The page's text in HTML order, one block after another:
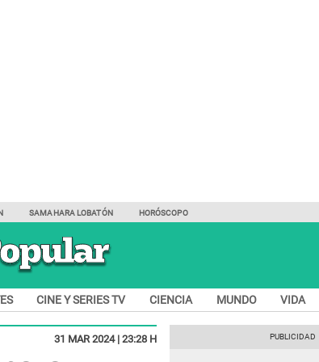
SAMAHARA LOBATÓN HORÓSCOPO
CINE Y SERIES TV CIENCIA MUNDO VIDA
31 MAR 2024 | 23:28 H